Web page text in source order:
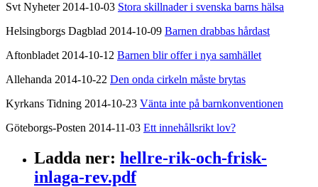
Svt Nyheter 2014-10-03 Stora skillnader i svenska barns hälsa
Helsingborgs Dagblad 2014-10-09 Barnen drabbas hårdast
Aftonbladet 2014-10-12 Barnen blir offer i nya samhället
Allehanda 2014-10-22 Den onda cirkeln måste brytas
Kyrkans Tidning 2014-10-23 Vänta inte på barnkonventionen
Göteborgs-Posten 2014-11-03 Ett innehållsrikt lov?
Ladda ner: hellre-rik-och-frisk-
inlaga-rev.pdf